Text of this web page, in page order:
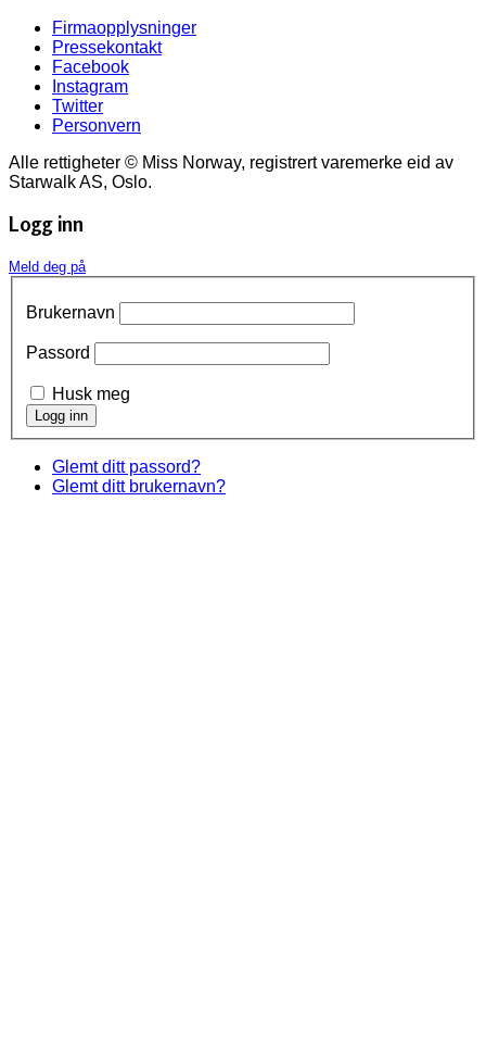
Firmaopplysninger
Pressekontakt
Facebook
Instagram
Twitter
Personvern
Alle rettigheter © Miss Norway, registrert varemerke eid av
Starwalk AS, Oslo.
Logg inn
Meld deg på
Brukernavn
Passord
Husk meg
Glemt ditt passord?
Glemt ditt brukernavn?